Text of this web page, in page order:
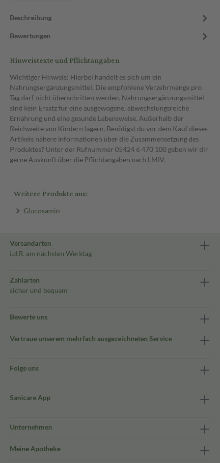
Beschreibung
Bewertungen
Hinweistexte und Pflichtangaben
Wichtiger Hinweis: Hierbei handelt es sich um ein
Nahrungsergänzungsmittel. Die empfohlene Verzehrmenge pro
Tag darf nicht überschritten werden. Nahrungsergänzungsmittel
sind kein Ersatz für eine ausgewogene, abwechslungsreiche
Ernährung und eine gesunde Lebensweise. Außerhalb der
Reichweite von Kindern lagern. Benötigst du vor dem Kauf dieses
Artikels nähere Informationen über die Zusammensetzung des
Produktes? Unter der Rufnummer 05424 6 470 100 geben wir dir
gerne Auskunft über die Pflichtangaben nach LMIV.
Weitere Produkte aus:
Glucosamin
Versandarten
i.d.R. am nächsten Werktag
Zahlarten
sicher und bequem
Bewerte uns
Vertraue unserem mehrfach ausgezeichneten Service
Folge uns
Sanicare App
Unternehmen
Meine Apotheke